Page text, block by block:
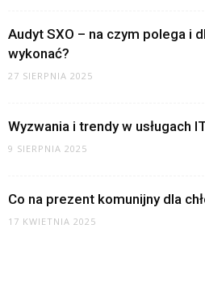
Audyt SXO – na czym polega i
wykonać?
27 SIERPNIA 2025
Wyzwania i trendy w usługach
9 SIERPNIA 2025
Co na prezent komunijny dla
17 KWIETNIA 2025